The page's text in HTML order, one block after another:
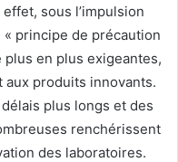
sous l’impulsion
« principe de précaution
plus en plus exigeantes,
aux produits innovants.
plus longs et des
renchérissent
des laboratoires.